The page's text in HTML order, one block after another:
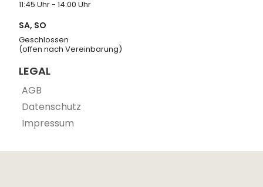
11:45 Uhr - 14:00 Uhr
SA, SO
Geschlossen
(offen nach Vereinbarung)
LEGAL
AGB
Datenschutz
Impressum